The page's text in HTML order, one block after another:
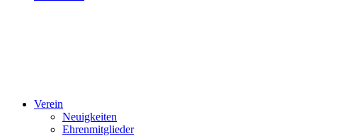
Verein
Neuigkeiten
Ehrenmitglieder